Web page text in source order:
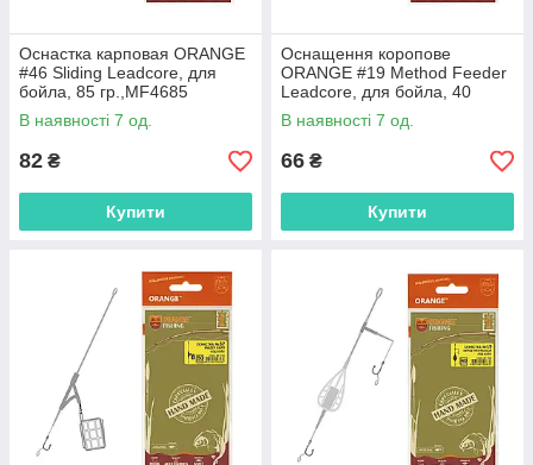
Оснастка карповая ORANGE
#46 Sliding Leadcore, для
бойла, 85 гр.,MF4685
В наявності 7 од.
82 ₴
Купити
Оснащення коропове
ORANGE #19 Method Feeder
Leadcore, для бойла, 40
гр.,MF1940
В наявності 7 од.
66 ₴
Купити